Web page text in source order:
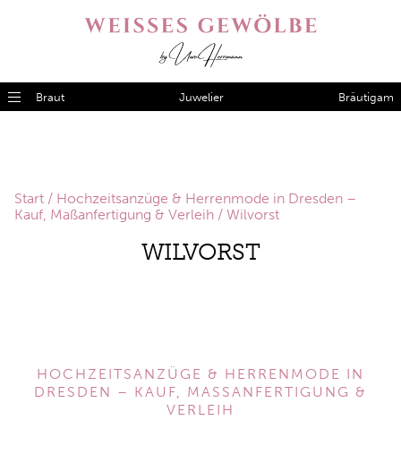
Braut Juwelier Bräutigam
Start / Hochzeitsanzüge & Herrenmode in Dresden –
Kauf, Maßanfertigung & Verleih / Wilvorst
WILVORST
HOCHZEITSANZÜGE & HERRENMODE IN
DRESDEN – KAUF, MASSANFERTIGUNG & V
ERLEIH